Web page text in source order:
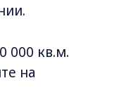
000 кв.м.
на